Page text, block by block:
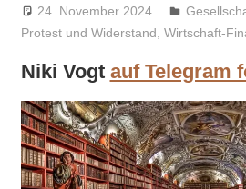
24. November 2024 Niki Vogt
Protest und Widerstand, Wirtschaft-
Niki Vogt auf Telegram